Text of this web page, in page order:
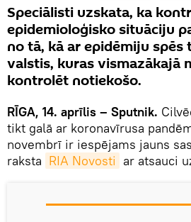
Speciālisti uzskata, ka
epidemioloģisko situāciju
no tā, kā ar epidēmiju
valstis, kuras vismazākajā
kontrolēt notiekošo.
RĪGA, 14. aprīlis – Sputnik.
tikt galā ar koronavīrusa
novembrī ir iespējams jauns
raksta RIA Novosti ar atsauci